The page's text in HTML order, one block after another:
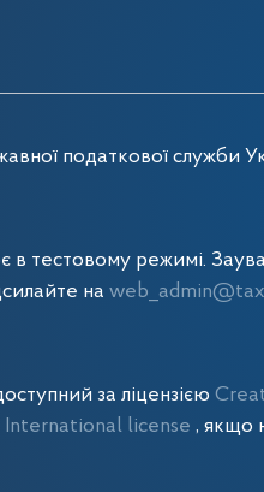
податкової служби
в тестовому режимі.
на
за ліцензією
license , якщо